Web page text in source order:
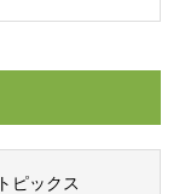
トピックス